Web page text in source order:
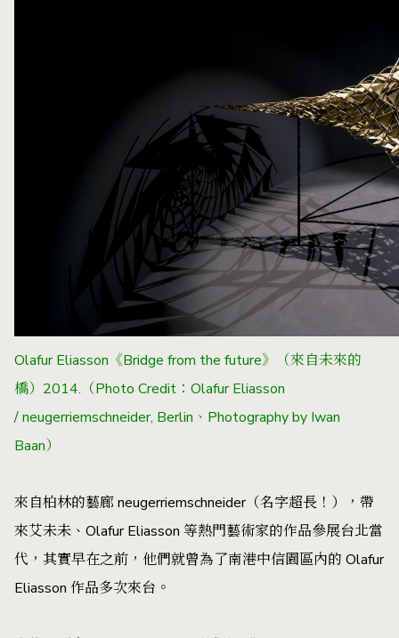
Olafur Eliasson《Bridge from the future》（來自未來的
橋）2014.（Photo Credit：Olafur Eliasson
/ neugerriemschneider, Berlin、Photography by Iwan
Baan）
來自柏林的藝廊 neugerriemschneider（名字超長！），帶
來艾未未 、 Olafur Eliasson 等熱門藝術家的作品參展台北當
代，其實早在之前，他們就曾為了南港中信園區內的 Olafur
Eliasson 作品多次來台。